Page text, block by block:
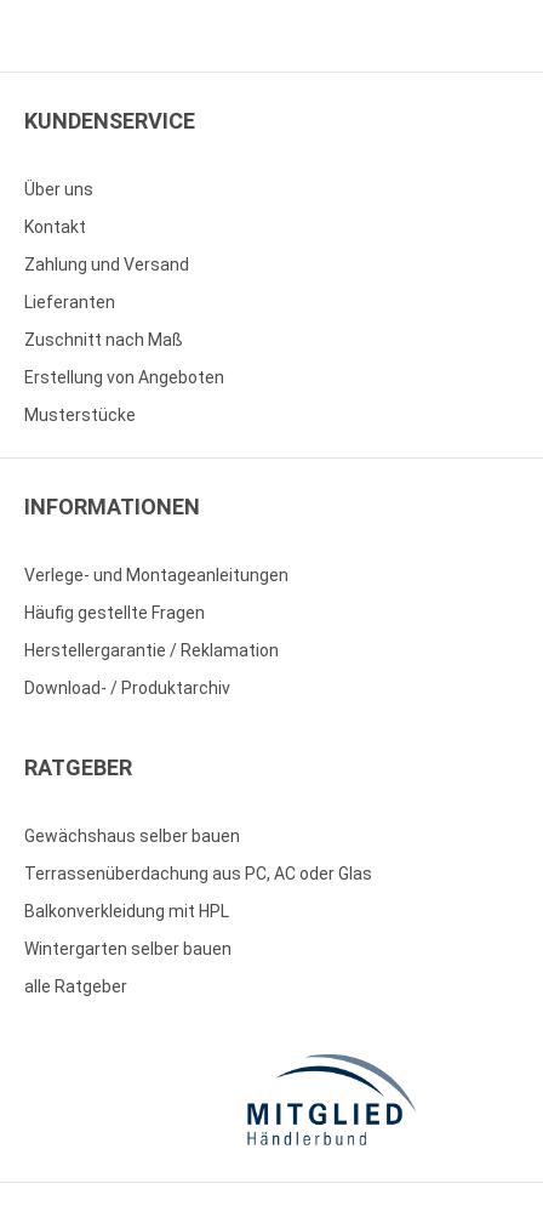
KUNDENSERVICE
Über uns
Kontakt
Zahlung und Versand
Lieferanten
Zuschnitt nach Maß
Erstellung von Angeboten
Musterstücke
INFORMATIONEN
Verlege- und Montageanleitungen
Häufig gestellte Fragen
Herstellergarantie / Reklamation
Download- / Produktarchiv
RATGEBER
Gewächshaus selber bauen
Terrassenüberdachung aus PC, AC oder Glas
Balkonverkleidung mit HPL
Wintergarten selber bauen
alle Ratgeber